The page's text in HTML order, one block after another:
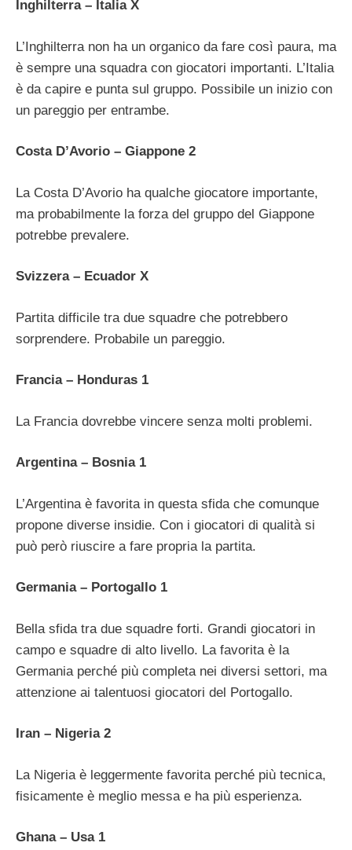
Inghilterra – Italia X
L’Inghilterra non ha un organico da fare così paura, ma
è sempre una squadra con giocatori importanti. L’Italia
è da capire e punta sul gruppo. Possibile un inizio con
un pareggio per entrambe.
Costa D’Avorio – Giappone 2
La Costa D’Avorio ha qualche giocatore importante,
ma probabilmente la forza del gruppo del Giappone
potrebbe prevalere.
Svizzera – Ecuador X
Partita difficile tra due squadre che potrebbero
sorprendere. Probabile un pareggio.
Francia – Honduras 1
La Francia dovrebbe vincere senza molti problemi.
Argentina – Bosnia 1
L’Argentina è favorita in questa sfida che comunque
propone diverse insidie. Con i giocatori di qualità si
può però riuscire a fare propria la partita.
Germania – Portogallo 1
Bella sfida tra due squadre forti. Grandi giocatori in
campo e squadre di alto livello. La favorita è la
Germania perché più completa nei diversi settori, ma
attenzione ai talentuosi giocatori del Portogallo.
Iran – Nigeria 2
La Nigeria è leggermente favorita perché più tecnica,
fisicamente è meglio messa e ha più esperienza.
Ghana – Usa 1